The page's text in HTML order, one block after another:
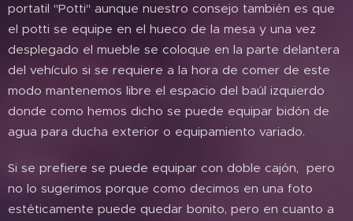
portatil "Potti" aunque nuestro consejo también es que
el potti se equipe en el hueco de la mesa y una vez
desplegado el mueble se coloque en la parte delantera
del vehículo si se requiere a la hora de comer de este
modo mantenemos libre el espacio del baúl izquierdo
donde como hemos dicho se puede equipar bidón de
agua para ducha exterior o equipamiento variado.
Si se prefiere se puede equipar con doble cajón, pero
no lo sugerimos porque como decimos en una foto
estéticamente puede quedar bonito, pero en cuanto a